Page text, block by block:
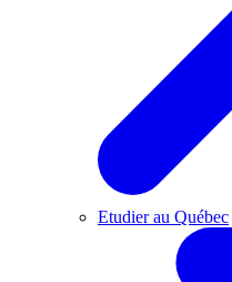
Etudier au Québec